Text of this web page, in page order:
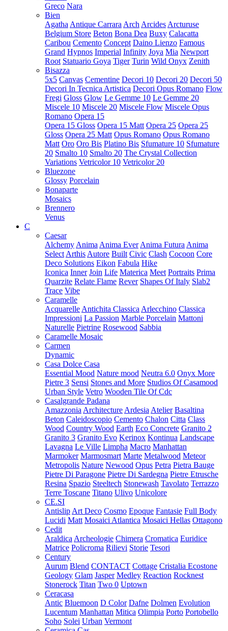
Greco Nara
Bien
Agatha Antique Carrara Arch Arcides Arcturuse
Belgium Store Beton Bona Dea Buxy Calacatta
Caribou Cemento Concept Daino Lienzo Famous
Grand Hypnos Imperial Infinity Joya Mia Newport
Root Statuario Goya Tiger Turin Wild Onyx Zenith
Bisazza
5x5 Canvas Cementine Decori 10 Decori 20 Decori 50
Decori In Tecnica Artistica Decori Opus Romano Flow
Fregi Gloss Glow Le Gemme 10 Le Gemme 20
Miscele 10 Miscele 20 Miscele Flow Miscele Opus
Romano Opera 15
Opera 15 Gloss Opera 15 Matt Opera 25 Opera 25
Gloss Opera 25 Matt Opus Romano Opus Romano
Matt Oro Oro Bis Platino Bis Sfumature 10 Sfumature
20 Smalto 10 Smalto 20 The Crystal Collection
Variations Vetricolor 10 Vetricolor 20
Bluezone
Glossy Porcelain
Bonaparte
Mosaics
Brennero
Venus
C
Caesar
Alchemy Anima Anima Ever Anima Futura Anima
Select Arthis Autore Built Civic Clash Cocoon Core
Deco Solutions Eikon Fabula Hike
Iconica Inner Join Life Materica Meet Portraits Prima
Quarzite Relate Flame Rever Shapes Of Italy Slab2
Trace Vibe
Caramelle
Acquarelle Antichita Classica Arlecchino Classica
Impressioni La Passion Marble Porcelain Mattoni
Naturelle Pietrine Rosewood Sabbia
Caramelle Mosaic
Carmen
Dynamic
Casa Dolce Casa
Essential Mood Nature mood Neutra 6.0 Onyx More
Pietre 3 Sensi Stones and More Studios Of Casamood
Urban Style Vetro Wooden Tile Of Cdc
Casalgrande Padana
Amazzonia Architecture Ardesia Atelier Basaltina
Beton Caleidoscopio Cemento Chalon Citta Class
Wood Country Wood Earth Eco Concrete Granito 2
Granito 3 Granito Evo Kerinox Kontinua Landscape
Lavagna Le Ville Limpha Macro Manhattan
Marmoker Marmosmart Marte Metalwood Meteor
Metropolis Nature Newood Opus Petra Pietra Bauge
Pietre Di Paragone Pietre Di Sardegna Pietre Etrusche
Resina Spazio Steeltech Stonewash Tavolato Terrazzo
Terre Toscane Titano Ulivo Unicolore
CE.SI
Antislip Art Deco Cosmo Epoque Fantasie Full Body
Lucidi Matt Mosaici Atlantica Mosaici Hellas Ottagono
Cedit
Araldica Archeologie Chimera Cromatica Euridice
Matrice Policroma Rilievi Storie Tesori
Century
Aurum Blend CONTACT Cottage Cristalia Ecostone
Geology Glam Jasper Medley Reaction Rocknest
Stonerock Titan Two 0 Uptown
Ceracasa
Antic Bluemoon D Color Dafne Dolmen Evolution
Lucentum Manhattan Mitica Olimpia Porto Portobello
Soho Solei Urban Vermont